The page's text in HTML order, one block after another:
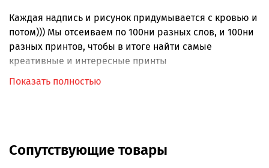
Каждая надпись и рисунок придумывается с кровью и
потом))) Мы отсеиваем по 100ни разных слов, и 100ни
разных принтов, чтобы в итоге найти самые
креативные и интересные принты
Спортивные белые носки с широкой резинкой
Усиленный мысок и пятка
Показать полностью
Сопутствующие товары